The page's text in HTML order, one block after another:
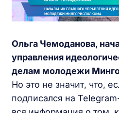
Ольга Чемоданова,
управления
делам молодежи
Но это не значит, что,
подписался на